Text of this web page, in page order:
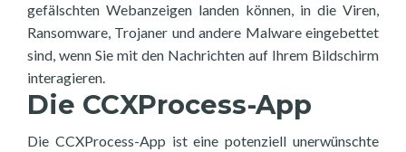
gefälschten Webanzeigen landen können, in die Viren,
Ransomware, Trojaner und andere Malware eingebettet
sind, wenn Sie mit den Nachrichten auf Ihrem Bildschirm
interagieren.
Die CCXProcess-App
Die CCXProcess-App ist eine potenziell unerwünschte